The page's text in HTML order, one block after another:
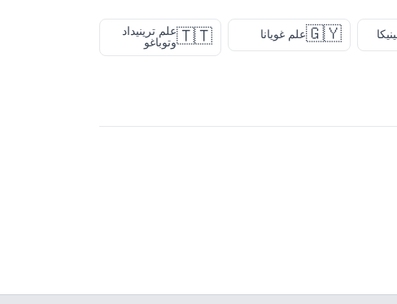
🇬🇾علم غويانا 🇹🇹علم ترينيداد
وتوباغو